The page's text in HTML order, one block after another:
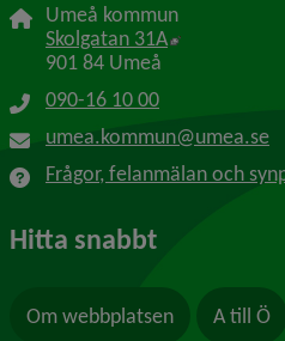
Umeå kommun
Skolgatan 31A Länk till
901 84 Umeå
090-16 10 00
umea.kommun@umea.se
Frågor, felanmälan och
Hitta snabbt
Om webbplatsen A till Ö